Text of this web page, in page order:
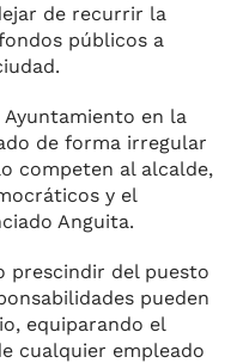
de recurrir la
públicos a
en la
de forma irregular
competen al alcalde,
y el
Anguita.
prescindir del puesto
pueden
equiparando el
cualquier empleado